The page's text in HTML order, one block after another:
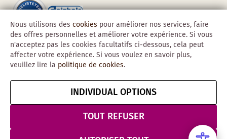
Copyright © 2026 Obadis GmbH
MentionsCGVConfidentialité
& Sécurité
Résilier le contrat
Nous utilisons des cookies pour améliorer nos services, faire
des offres personnelles et améliorer votre expérience. Si vous
n'acceptez pas les cookies facultatifs ci-dessous, cela peut
affecter votre expérience. Si vous voulez en savoir plus,
veuillez lire la politique de cookies.
INDIVIDUAL OPTIONS
TOUT REFUSER